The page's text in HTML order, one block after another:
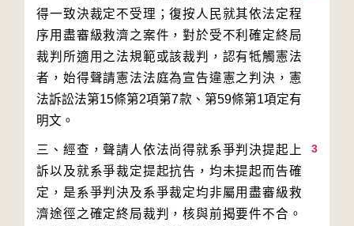
得一致決裁定不受理；復按人民就其依法定程
序用盡審級救濟之案件，對於受不利確定終局
裁判所適用之法規範或該裁判，認有牴觸憲法
者，始得聲請憲法法庭為宣告違憲之判決，憲
法訴訟法第15條第2項第7款、第59條第1項定有
3
三、經查，聲請人依法尚得就系爭判決提起上
訴以及就系爭裁定提起抗告，均未提起而告確
定，是系爭判決及系爭裁定均非屬用盡審級救
濟途徑之確定終局裁判，核與前揭要件不合。